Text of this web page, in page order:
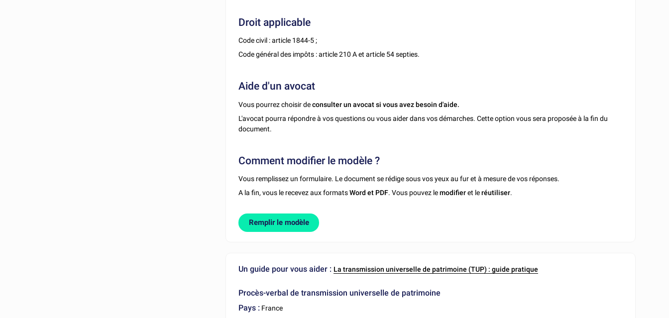
Droit applicable
Code civil : article 1844-5 ;
Code général des impôts : article 210 A et article 54 septies.
Aide d'un avocat
Vous pourrez choisir deconsulter un avocat si vous avez besoin d'aide.
L'avocat pourra répondre à vos questions ou vous aider dans vos démarches. Cette option vous sera proposée à la fin du
document.
Comment modifier le modèle ?
Vous remplissez un formulaire. Le document se rédige sous vos yeux au fur et à mesure de vos réponses.
A la fin, vous le recevez aux formatsWord et PDF. Vous pouvez lemodifieret leréutiliser.
Remplir le modèle
Un guide pour vous aider : La transmission universelle de patrimoine (TUP) : guide pratique
Procès-verbal de transmission universelle de patrimoine
Pays : France